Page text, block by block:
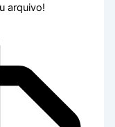
arquivo!